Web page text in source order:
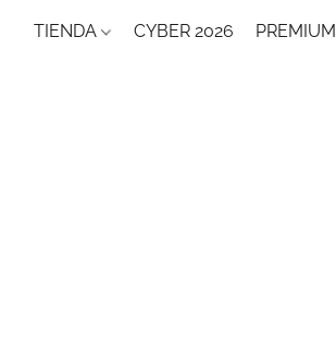
TIENDA CYBER 2026 PREMIUM